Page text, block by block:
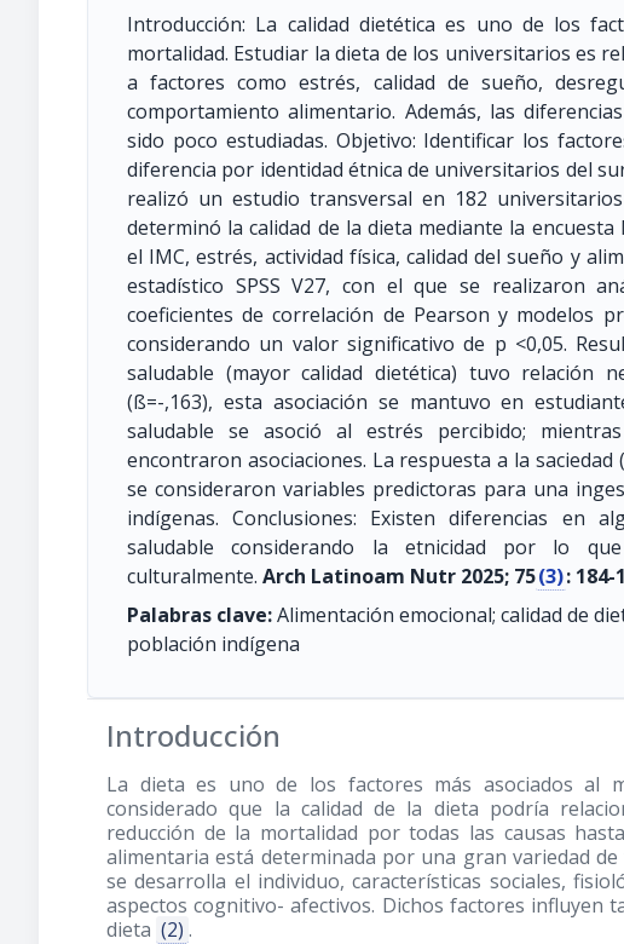
Introducción: La calidad dietética es uno de los
mortalidad. Estudiar la dieta de los universitarios es
a factores como estrés, calidad de sueño,
comportamiento alimentario. Además, las
sido poco estudiadas. Objetivo: Identificar los
diferencia por identidad étnica de universitarios del
realizó un estudio transversal en 182
determinó la calidad de la dieta mediante la
el IMC, estrés, actividad física, calidad del sueño y
estadístico SPSS V27, con el que se realizaron
coeficientes de correlación de Pearson y modelos
considerando un valor significativo de p <0,05.
saludable (mayor calidad dietética) tuvo relación
(ß=-,163), esta asociación se mantuvo en
saludable se asoció al estrés percibido;
encontraron asociaciones. La respuesta a la
se consideraron variables predictoras para una
indígenas. Conclusiones: Existen diferencias en
saludable considerando la etnicidad por lo
culturalmente. Arch Latinoam Nutr 2025; 75(3): 184-
Palabras clave:Alimentación emocional; calidad de
población indígena
Introducción
La dieta es uno de los factores más asociados al
considerado que la calidad de la dieta podría
reducción de la mortalidad por todas las causas
alimentaria está determinada por una gran variedad
se desarrolla el individuo, características sociales,
aspectos cognitivo- afectivos. Dichos factores influyen
dieta (2) .